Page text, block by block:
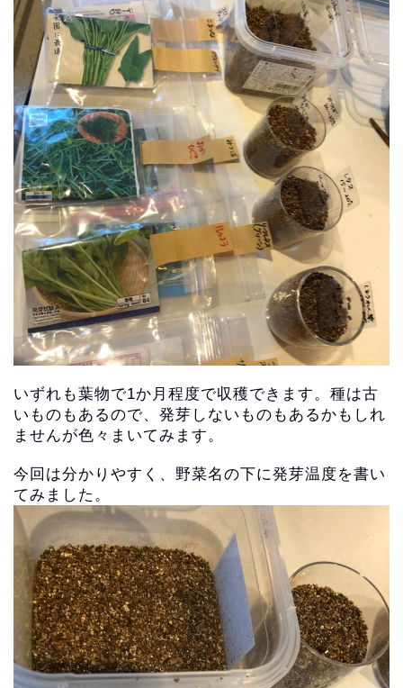
いずれも葉物で1か月程度で収穫できます。種は古
いものもあるので、発芽しないものもあるかもしれ
ませんが色々まいてみます。
今回は分かりやすく、野菜名の下に発芽温度を書い
てみました。